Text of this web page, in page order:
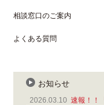
相談窓口のご案内
よくある質問
お知らせ
2026.03.10 速報！！